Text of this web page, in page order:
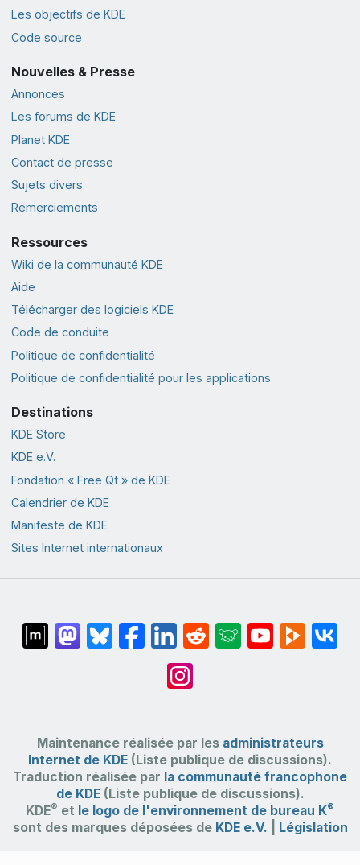
Les objectifs de KDE
Code source
Nouvelles & Presse
Annonces
Les forums de KDE
Planet KDE
Contact de presse
Sujets divers
Remerciements
Ressources
Wiki de la communauté KDE
Aide
Télécharger des logiciels KDE
Code de conduite
Politique de confidentialité
Politique de confidentialité pour les applications
Destinations
KDE Store
KDE e.V.
Fondation « Free Qt » de KDE
Calendrier de KDE
Manifeste de KDE
Sites Internet internationaux
Maintenance réalisée par les administrateurs
Internet de KDE (Liste publique de discussions).
Traduction réalisée par la communauté francophone
de KDE(Liste publique de discussions).
KDE® et le logo de l'environnement de bureau K®
sont des marques déposées de KDE e.V. Législation